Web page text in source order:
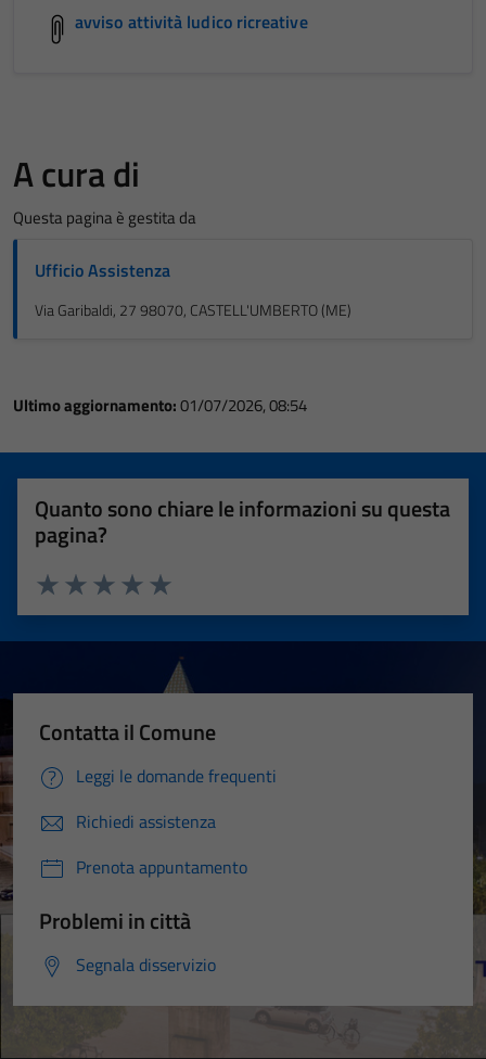
avviso attività ludico ricreative
A cura di
Questa pagina è gestita da
Ufficio Assistenza
Via Garibaldi, 27 98070, CASTELL'UMBERTO (ME)
Ultimo aggiornamento:01/07/2026, 08:54
Quanto sono chiare le informazioni su questa
pagina?
Valuta 5 stelle su 5
Valuta 4 stelle su 5
Valuta 3 stelle su 5
Valuta 2 stelle su 5
Valuta 1 stelle su 5
Contatta il Comune
Leggi le domande frequenti
Richiedi assistenza
Prenota appuntamento
Problemi in città
Segnala disservizio